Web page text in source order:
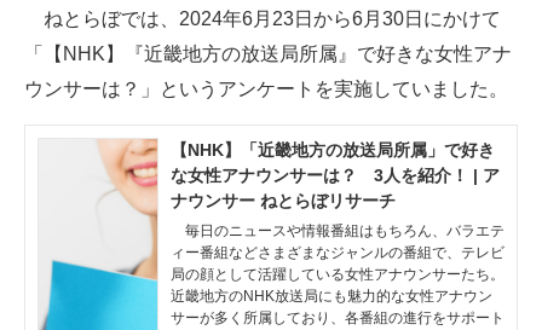
ITの今と未来を見通す
スマホと通信の最新トレンド
進化するPCとデバイスの未来
好きが集まる 比べて選べる
ビジネスと働き方のヒント
AI活用のいまが分かる
ねとらぼでは、2024年6月23日から6月30日にかけて
「【NHK】『近畿地方の放送局所属』で好きな女性アナ
ウンサーは？」というアンケートを実施していました。
【NHK】「近畿地方の放送局所属」で好き
な女性アナウンサーは？ 3人を紹介！ | ア
ナウンサー ねとらぼリサーチ
毎日のニュースや情報番組はもちろん、バラエテ
ィー番組などさまざまなジャンルの番組で、テレビ
局の顔として活躍している女性アナウンサーたち。
近畿地方のNHK放送局にも魅力的な女性アナウン
サーが多く所属しており、各番組の進行をサポート